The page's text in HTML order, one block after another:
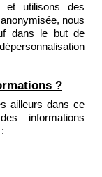
et utilisons des
nous
dans le but de
?
ailleurs dans ce
informations